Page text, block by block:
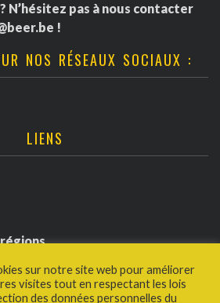
N’hésitez pas à nous contacter
!
NOS RÉSEAUX SOCIAUX :
LIENS
sur notre site web pour améliorer
visites tout en respectant les lois
des données personnelles du